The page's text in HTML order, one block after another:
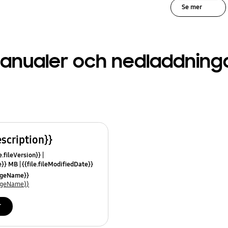
Se mer
och
MB {{file.fileModifiedDate}}